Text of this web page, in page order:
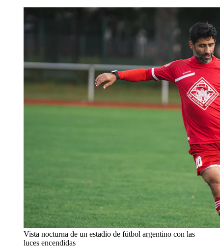
Vista nocturna de un estadio de fútbol argentino con las
luces encendidas